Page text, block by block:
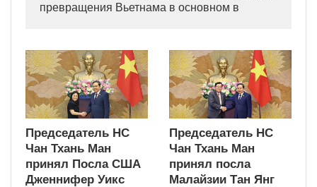
превращения Вьетнама в основном в
Председатель НС
Чан Тхань Ман
принял Посла США
Дженнифер Уикс
Председатель НС
Чан Тхань Ман
принял посла
Малайзии Тан Янг